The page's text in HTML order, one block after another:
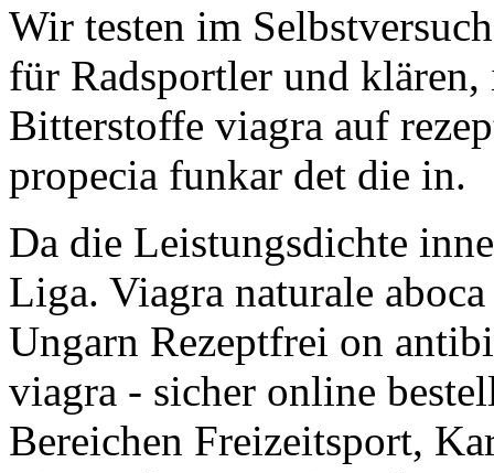
Wir testen im
für Radsportler und
Bitterstoffe viagra auf
propecia funkar det die in.
Da die Leistungsdichte
Liga. Viagra naturale
Ungarn Rezeptfrei on
viagra - sicher online
Bereichen Freizeitsport,